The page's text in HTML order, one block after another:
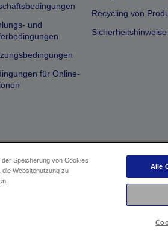
und
für Online-
Recycling von
Sicherheitshinweise
Speicherung von Cookies
Websitenutzung zu
Alle